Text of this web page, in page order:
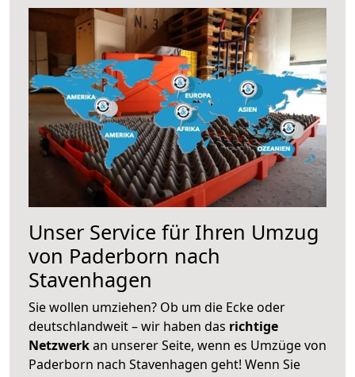
Unser Service für Ihren Umzug
von Paderborn nach
Stavenhagen
Sie wollen umziehen? Ob um die Ecke oder
deutschlandweit – wir haben das richtige
Netzwerkan unserer Seite, wenn es Umzüge von
Paderborn nach Stavenhagen geht! Wenn Sie